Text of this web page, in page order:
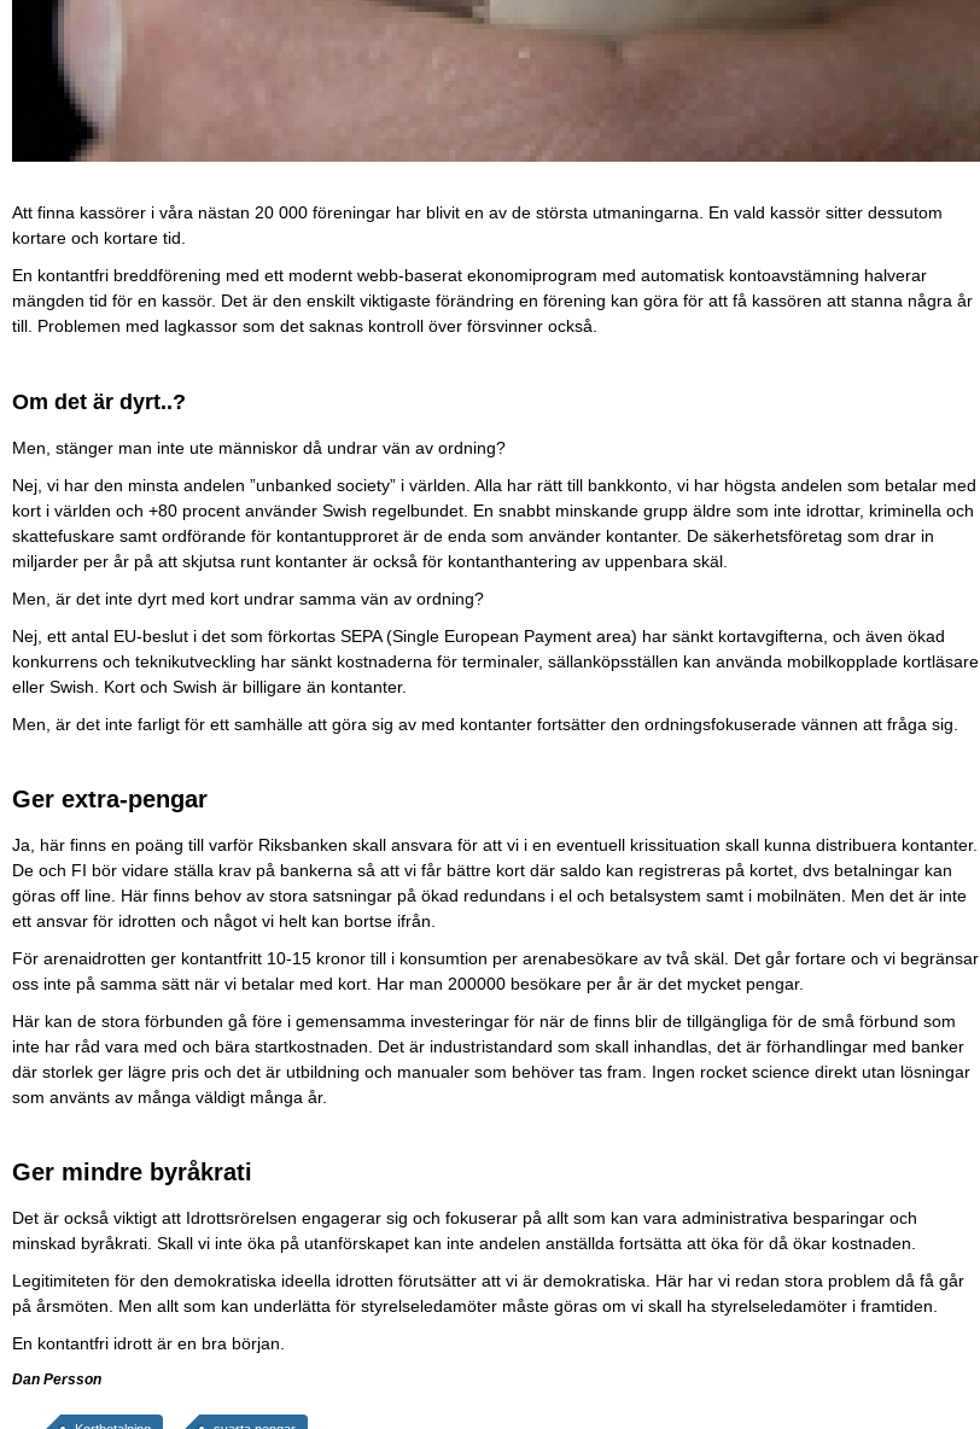
Att finna kassörer i våra nästan 20 000 föreningar har blivit en av de största utmaningarna. En vald kassör sitter dessutom
kortare och kortare tid.
En kontantfri breddförening med ett modernt webb-baserat ekonomiprogram med automatisk kontoavstämning halverar
mängden tid för en kassör. Det är den enskilt viktigaste förändring en förening kan göra för att få kassören att stanna några år
till. Problemen med lagkassor som det saknas kontroll över försvinner också.
Om det är dyrt..?
Men, stänger man inte ute människor då undrar vän av ordning?
Nej, vi har den minsta andelen ”unbanked society” i världen. Alla har rätt till bankkonto, vi har högsta andelen som betalar med
kort i världen och +80 procent använder Swish regelbundet. En snabbt minskande grupp äldre som inte idrottar, kriminella och
skattefuskare samt ordförande för kontantupproret är de enda som använder kontanter. De säkerhetsföretag som drar in
miljarder per år på att skjutsa runt kontanter är också för kontanthantering av uppenbara skäl.
Men, är det inte dyrt med kort undrar samma vän av ordning?
Nej, ett antal EU-beslut i det som förkortas SEPA (Single European Payment area) har sänkt kortavgifterna, och även ökad
konkurrens och teknikutveckling har sänkt kostnaderna för terminaler, sällanköpsställen kan använda mobilkopplade kortläsare
eller Swish. Kort och Swish är billigare än kontanter.
Men, är det inte farligt för ett samhälle att göra sig av med kontanter fortsätter den ordningsfokuserade vännen att fråga sig.
Ger extra-pengar
Ja, här finns en poäng till varför Riksbanken skall ansvara för att vi i en eventuell krissituation skall kunna distribuera kontanter.
De och FI bör vidare ställa krav på bankerna så att vi får bättre kort där saldo kan registreras på kortet, dvs betalningar kan
göras off line. Här finns behov av stora satsningar på ökad redundans i el och betalsystem samt i mobilnäten. Men det är inte
ett ansvar för idrotten och något vi helt kan bortse ifrån.
För arenaidrotten ger kontantfritt 10-15 kronor till i konsumtion per arenabesökare av två skäl. Det går fortare och vi begränsar
oss inte på samma sätt när vi betalar med kort. Har man 200000 besökare per år är det mycket pengar.
Här kan de stora förbunden gå före i gemensamma investeringar för när de finns blir de tillgängliga för de små förbund som
inte har råd vara med och bära startkostnaden. Det är industristandard som skall inhandlas, det är förhandlingar med banker
där storlek ger lägre pris och det är utbildning och manualer som behöver tas fram. Ingen rocket science direkt utan lösningar
som använts av många väldigt många år.
Ger mindre byråkrati
Det är också viktigt att Idrottsrörelsen engagerar sig och fokuserar på allt som kan vara administrativa besparingar och
minskad byråkrati. Skall vi inte öka på utanförskapet kan inte andelen anställda fortsätta att öka för då ökar kostnaden.
Legitimiteten för den demokratiska ideella idrotten förutsätter att vi är demokratiska. Här har vi redan stora problem då få går
på årsmöten. Men allt som kan underlätta för styrelseledamöter måste göras om vi skall ha styrelseledamöter i framtiden.
En kontantfri idrott är en bra början.
Dan Persson